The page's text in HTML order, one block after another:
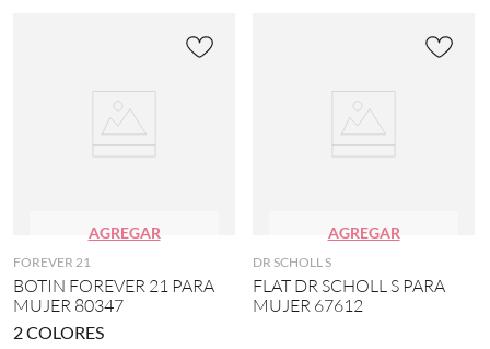
AGREGAR
FOREVER 21
BOTIN FOREVER 21 PARA
MUJER 80347
2COLORES
AGREGAR
DR SCHOLL S
FLAT DR SCHOLL S PARA
MUJER 67612